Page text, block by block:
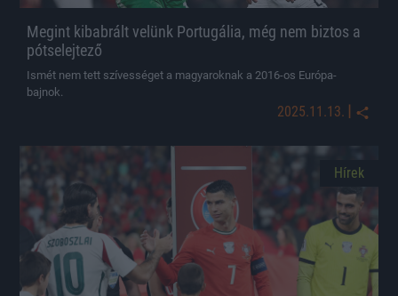
Megint kibabrált velünk Portugália, még nem biztos a
pótselejtező
Ismét nem tett szívességet a magyaroknak a 2016-os Európa-
bajnok.
2025.11.13. |
Hírek